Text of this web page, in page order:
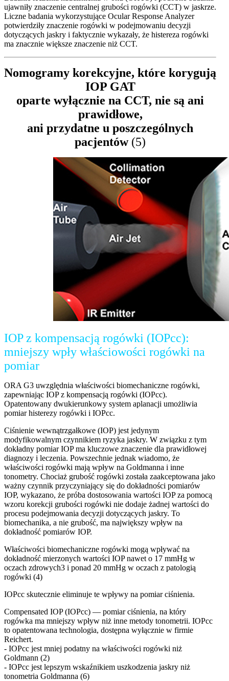
ujawniły znaczenie centralnej grubości rogówki (CCT) w jaskrze.
Liczne badania wykorzystujące Ocular Response Analyzer
potwierdziły znaczenie rogówki w podejmowaniu decyzji
dotyczących jaskry i faktycznie wykazały, że histereza rogówki
ma znacznie większe znaczenie niż CCT.
Nomogramy korekcyjne, które korygują
IOP GAT
oparte wyłącznie na CCT, nie są ani
prawidłowe,
ani przydatne u poszczególnych
pacjentów (5)
IOP z kompensacją rogówki (IOPcc):
mniejszy wpły właściowości rogówki na
pomiar
ORA G3 uwzględnia właściwości biomechaniczne rogówki,
zapewniając IOP z kompensacją rogówki (IOPcc).
Opatentowany dwukierunkowy system aplanacji umożliwia
pomiar histerezy rogówki i IOPcc.
Ciśnienie wewnątrzgałkowe (IOP) jest jedynym
modyfikowalnym czynnikiem ryzyka jaskry. W związku z tym
dokładny pomiar IOP ma kluczowe znaczenie dla prawidłowej
diagnozy i leczenia. Powszechnie jednak wiadomo, że
właściwości rogówki mają wpływ na Goldmanna i inne
tonometry. Chociaż grubość rogówki została zaakceptowana jako
ważny czynnik przyczyniający się do dokładności pomiarów
IOP, wykazano, że próba dostosowania wartości IOP za pomocą
wzoru korekcji grubości rogówki nie dodaje żadnej wartości do
procesu podejmowania decyzji dotyczących jaskry. To
biomechanika, a nie grubość, ma największy wpływ na
dokładność pomiarów IOP.
Właściwości biomechaniczne rogówki mogą wpływać na
dokładność mierzonych wartości IOP nawet o 17 mmHg w
oczach zdrowych3 i ponad 20 mmHg w oczach z patologią
rogówki (4)
IOPcc skutecznie eliminuje te wpływy na pomiar ciśnienia.
Compensated IOP (IOPcc) — pomiar ciśnienia, na który
rogówka ma mniejszy wpływ niż inne metody tonometrii. IOPcc
to opatentowana technologia, dostępna wyłącznie w firmie
Reichert.
- IOPcc jest mniej podatny na właściwości rogówki niż
Goldmann (2)
- IOPcc jest lepszym wskaźnikiem uszkodzenia jaskry niż
tonometria Goldmanna (6)